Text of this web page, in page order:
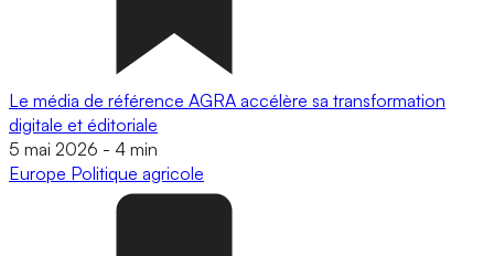
Le média de référence AGRA accélère sa transformation
digitale et éditoriale
5 mai 2026 - 4 min
Europe Politique agricole